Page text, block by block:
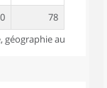
0
78
géographie au